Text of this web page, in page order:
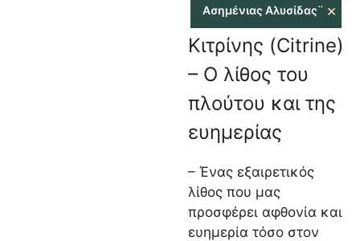
Ασημένιας Αλυσίδας¨ ×
Κιτρίνης (Citrine)
– Ο λίθος του
πλούτου και της
ευημερίας
– Ένας εξαιρετικός
λίθος που μας
προσφέρει αφθονία και
ευημερία τόσο στον